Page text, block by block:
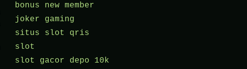
bonus new member
joker gaming
situs slot qris
slot
slot gacor depo 10k